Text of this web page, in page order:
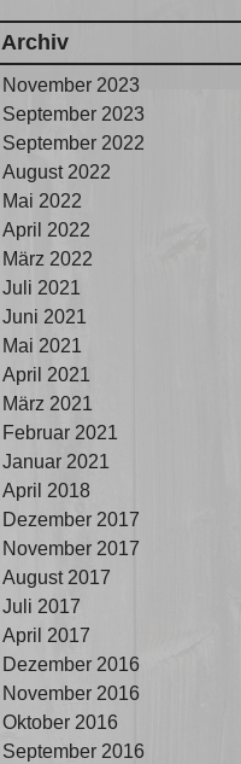
Archiv
November 2023
September 2023
September 2022
August 2022
Mai 2022
April 2022
März 2022
Juli 2021
Juni 2021
Mai 2021
April 2021
März 2021
Februar 2021
Januar 2021
April 2018
Dezember 2017
November 2017
August 2017
Juli 2017
April 2017
Dezember 2016
November 2016
Oktober 2016
September 2016